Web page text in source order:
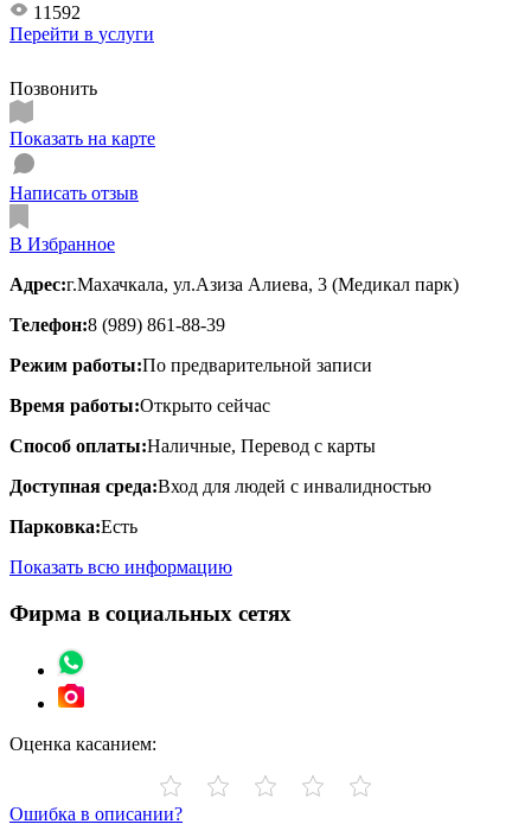
11592
Перейти в услуги
Позвонить
Показать на карте
Написать отзыв
В Избранное
Адрес:г.Махачкала, ул.Азиза Алиева, 3 (Медикал парк)
Телефон:8 (989) 861-88-39
Режим работы:По предварительной записи
Время работы:Открыто сейчас
Способ оплаты:Наличные, Перевод с карты
Доступная среда:Вход для людей с инвалидностью
Парковка:Есть
Показать всю информацию
Фирма в социальных сетях
Оценка касанием:
Ошибка в описании?